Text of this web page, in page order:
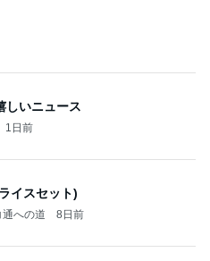
しいニュース
1日前
イスセット)
への道 8日前